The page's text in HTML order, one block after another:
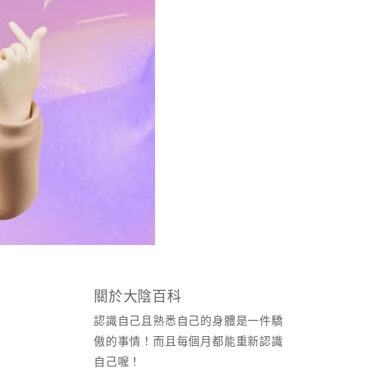
關於大陰百科
認識自己且熟悉自己的身體是一件驕
傲的事情！而且每個月都能重新認識
自己喔！